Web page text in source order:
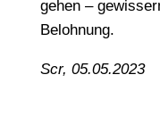
gehen –
Belohnung.
Scr, 05.05.2023